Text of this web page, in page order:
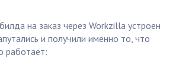
на заказ через Workzilla устроен
и получили именно то, что
работает: